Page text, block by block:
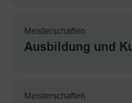
Meisterschaften
Ausbildung und
Meisterschaften